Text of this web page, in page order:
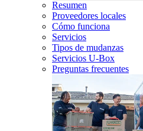
Resumen
Proveedores locales
Cómo funciona
Servicios
Tipos de mudanzas
Servicios U-Box
Preguntas frecuentes